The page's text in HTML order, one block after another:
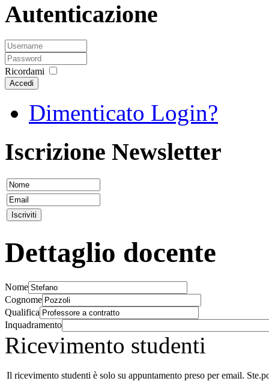
Autenticazione
Ricordami
Accedi
Dimenticato Login?
Iscrizione Newsletter
Dettaglio docente
Nome
Cognome
Qualifica
Inquadramento
Ricevimento studenti
Il ricevimento studenti è solo su appuntamento preso per email.